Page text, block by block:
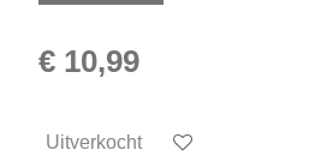
€ 10,99
Uitverkocht